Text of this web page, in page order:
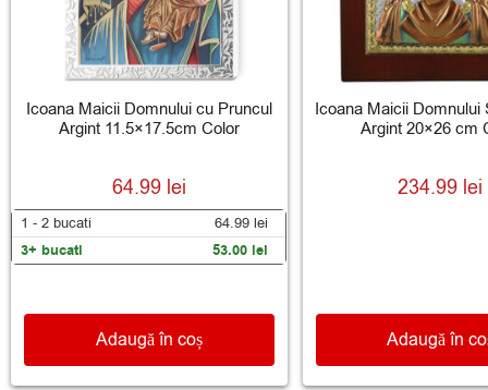
Icoana Maicii Domnului cu Pruncul
Argint 11.5×17.5cm Color
64.99 lei
1 - 2 bucati 64.99 lei
3+ bucati 53.00 lei
Adaugă în coș
Icoana Maicii Domnului
Argint 20×26 cm
234.99 lei
Adaugă în